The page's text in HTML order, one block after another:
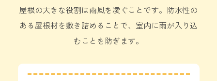
屋根の大きな役割は雨風を凌ぐことです。 防水性の
ある屋根材を敷き詰めることで、室内に雨が入り込
むことを防ぎます。